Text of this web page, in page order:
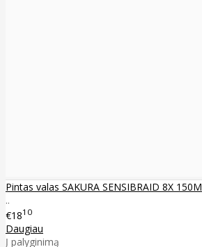
Pintas valas SAKURA SENSIBRAID 8X 150M
..
€1810
Daugiau
Į palyginimą